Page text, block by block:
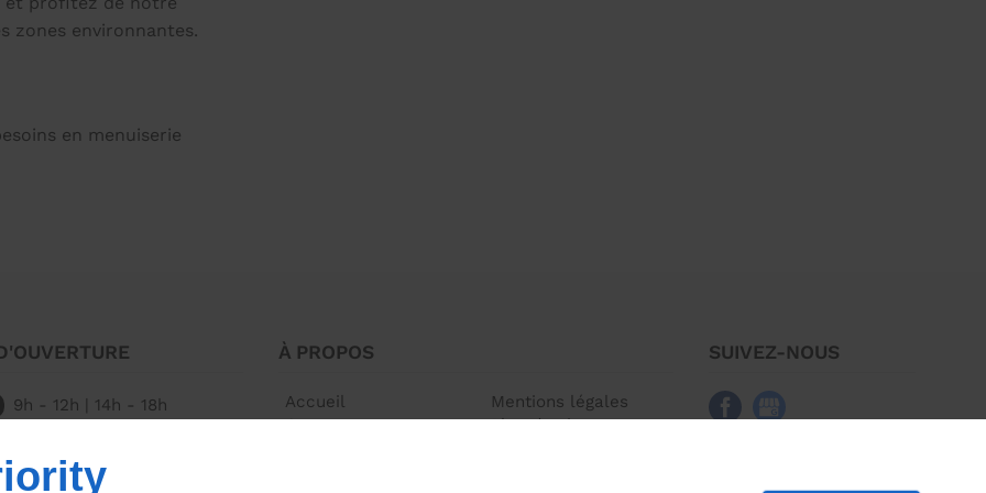
zones environnantes.
en menuiserie
9h - 12h | 14h - 18h
À PROPOS
Accueil
Contactez-nous
Mentions légales
Plan du site
SUIVEZ-NOUS